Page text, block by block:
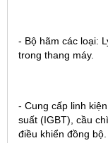
- Bộ hãm các loại:
trong thang máy.
- Cung cấp linh
suất (IGBT), cầu
điều khiển đồng bộ.